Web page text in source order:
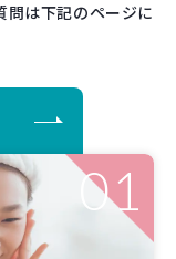
問は下記のページに
01